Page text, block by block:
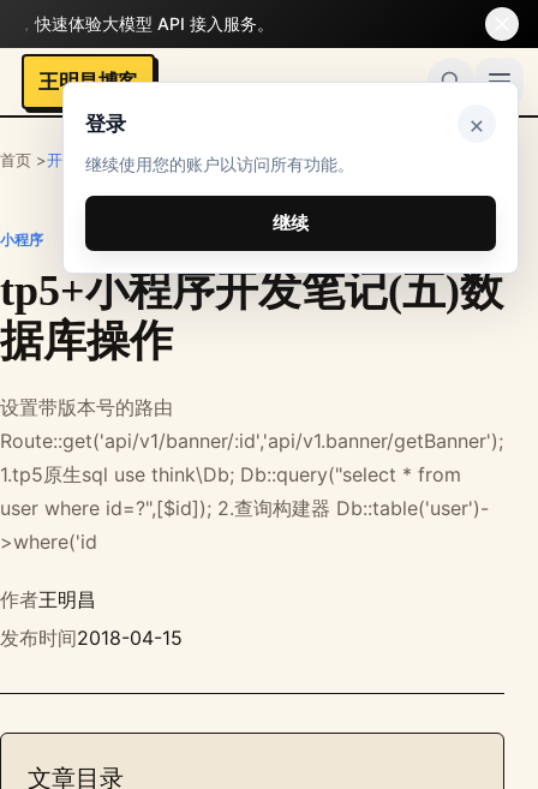
登录 ×
继续使用您的账户以访问所有功能。
继续
速体验大模型 API 接入服务。
王明昌博客
首页 >开发者>网站框架>小程序
小程序
tp5+小程序开发笔记(五)数
据库操作
设置带版本号的路由
Route::get('api/v1/banner/:id','api/v1.banner/getBanner');
1.tp5原生sql use think\Db; Db::query("select * from
user where id=?",[$id]); 2.查询构建器 Db::table('user')-
>where('id
作者王明昌
发布时间2018-04-15
文章目录